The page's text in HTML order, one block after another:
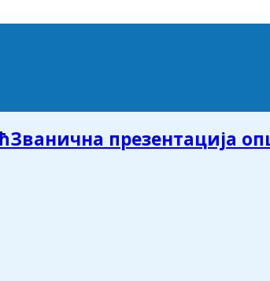
Званична презентација